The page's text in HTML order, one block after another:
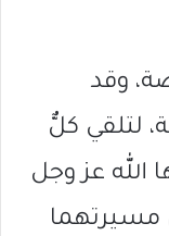
وقد
لتلقي كلٌّ
الله عز وجل
مسيرتهما